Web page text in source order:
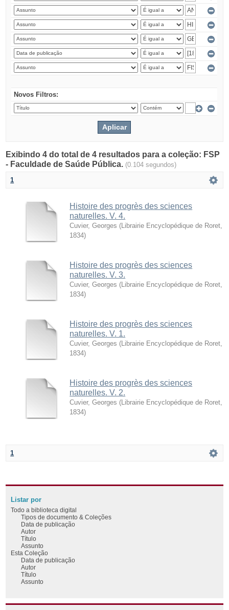
Novos Filtros:
Exibindo 4 do total de 4 resultados para a coleção: FSP
- Faculdade de Saúde Pública. (0.104 segundos)
1
Histoire des progrès des sciences
naturelles. V. 4.
Cuvier, Georges ( Librairie Encyclopédique de Roret
1834)
Histoire des progrès des sciences
naturelles. V. 3.
Cuvier, Georges ( Librairie Encyclopédique de Roret
1834)
Histoire des progrès des sciences
naturelles. V. 1.
Cuvier, Georges ( Librairie Encyclopédique de Roret
1834)
Histoire des progrès des sciences
naturelles. V. 2.
Cuvier, Georges ( Librairie Encyclopédique de Roret
1834)
1
Listar por
Todo a biblioteca digital
Tipos de documento & Coleções
Data de publicação
Autor
Título
Assunto
Esta Coleção
Data de publicação
Autor
Título
Assunto